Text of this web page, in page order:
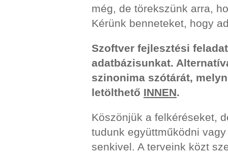
még, de törekszünk arra,
Kérünk benneteket, hogy
Szoftver fejlesztési
adatbázisunkat.
szinonima szótárát,
letölthető INNEN.
Köszönjük a felkéréseket,
tudunk együttműködni
senkivel. A terveink közt